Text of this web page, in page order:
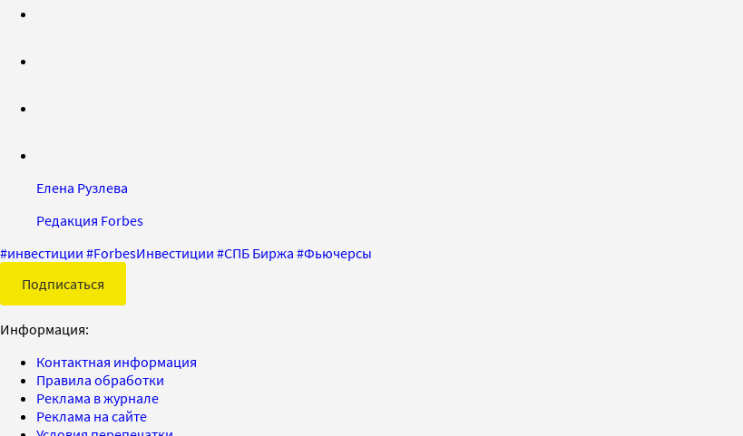
Елена Рузлева
Редакция Forbes
#инвестиции #ForbesИнвестиции #СПБ Биржа #Фьючерсы
Подписаться
Информация:
Контактная информация
Правила обработки
Реклама в журнале
Реклама на сайте